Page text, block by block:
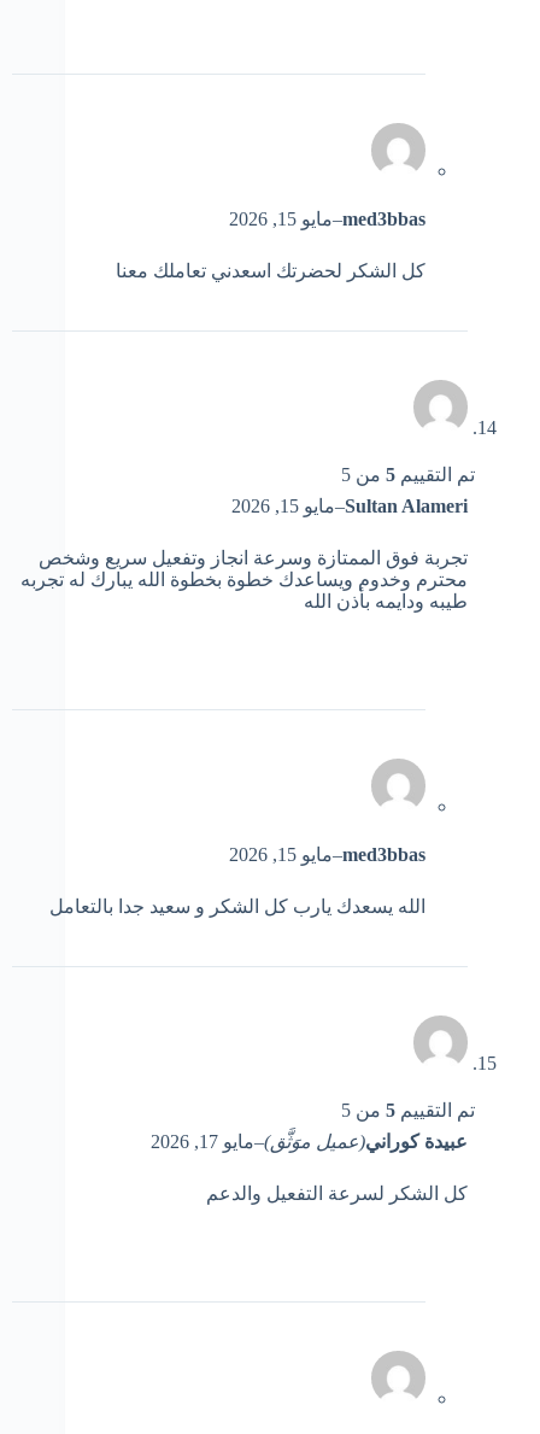
med3bbas
–مايو 15, 2026
كل الشكر لحضرتك اسعدني تعاملك معنا
تم التقييم 5من 5
Sultan Alameri
–مايو 15, 2026
تجربة فوق الممتازة وسرعة انجاز وتفعيل سريع وشخص
محترم وخدوم ويساعدك خطوة بخطوة الله يبارك له تجربه
طيبه ودايمه بأذن الله
med3bbas
–مايو 15, 2026
الله يسعدك يارب كل الشكر و سعيد جدا بالتعامل
تم التقييم 5من 5
عبيدة كوراني(عميل موَثَّق)–مايو 17, 2026
كل الشكر لسرعة التفعيل والدعم